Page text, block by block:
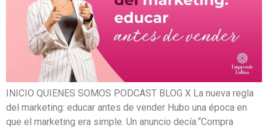
INICIO QUIENES SOMOS PODCAST BLOG X La nueva regla
del marketing: educar antes de vender Hubo una época en
que el marketing era simple. Un anuncio decía:“Compra